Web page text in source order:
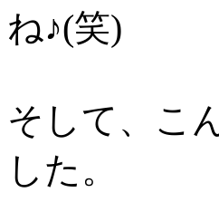
ね♪(笑)
そして、こ
した。